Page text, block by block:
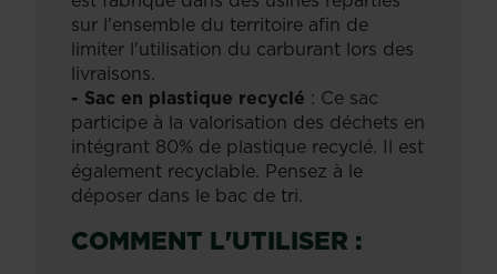
sur l'ensemble du territoire afin de
limiter l'utilisation du carburant lors des
livraisons.
- Sac en plastique recyclé : Ce sac
participe à la valorisation des déchets en
intégrant 80% de plastique recyclé. Il est
également recyclable. Pensez à le
déposer dans le bac de tri.
COMMENT L'UTILISER :